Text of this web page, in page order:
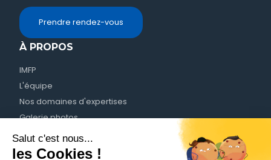
Prendre rendez-vous
À PROPOS
IMFP
L'équipe
Nos domaines d'expertises
Galerie photos
Nous contacter
RESSOURCES